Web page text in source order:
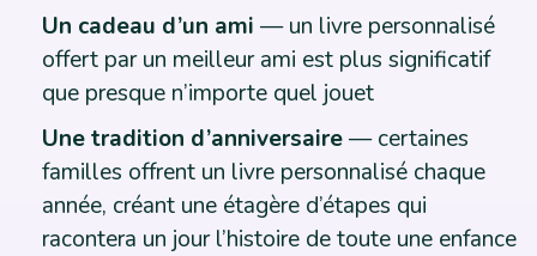
Un cadeau d’un ami — un livre personnalisé
offert par un meilleur ami est plus significatif
que presque n’importe quel jouet
Une tradition d’anniversaire— certaines
familles offrent un livre personnalisé chaque
année, créant une étagère d’étapes qui
racontera un jour l’histoire de toute une enfance